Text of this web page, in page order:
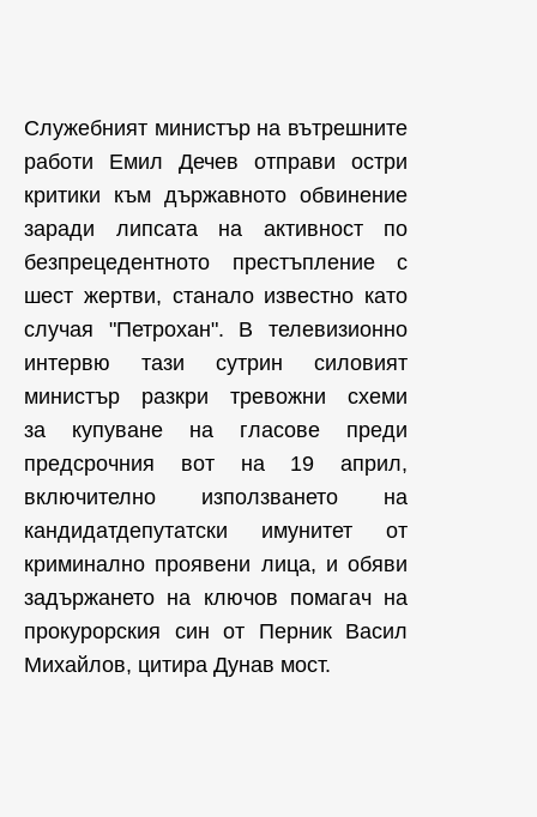
Служебният министър на вътрешните
работи Емил Дечев отправи остри
критики към държавното обвинение
заради липсата на активност по
безпрецедентното престъпление с
шест жертви, станало известно като
случая "Петрохан". В телевизионно
интервю тази сутрин силовият
министър разкри тревожни схеми
за купуване на гласове преди
предсрочния вот на 19 април,
включително използването на
кандидатдепутатски имунитет от
криминално проявени лица, и обяви
задържането на ключов помагач на
прокурорския син от Перник Васил
Михайлов, цитира Дунав мост.